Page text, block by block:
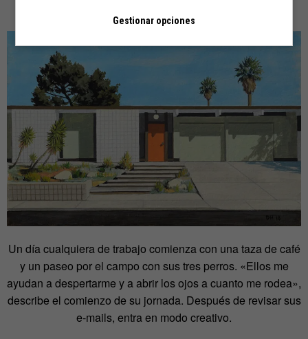
Un día cualquiera de trabajo comienza con una taza de café
y un paseo por el campo con sus tres perros. «Ellos me
ayudan a despertarme y a abrir los ojos a cuanto me rodea»,
describe el comienzo de su jornada. Después de revisar sus
e-mails, entra en modo creativo.
Gestionar opciones